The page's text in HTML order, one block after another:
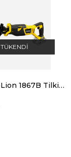
TÜKENDI
Rtrmax X-Lion 1867B Tilki Kuyruğu 18V